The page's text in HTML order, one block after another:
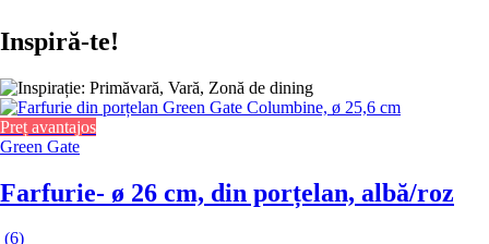
Inspiră-te!
Preț avantajos
Green Gate
Farfurie- ø 26 cm, din porțelan, albă/roz
(6)